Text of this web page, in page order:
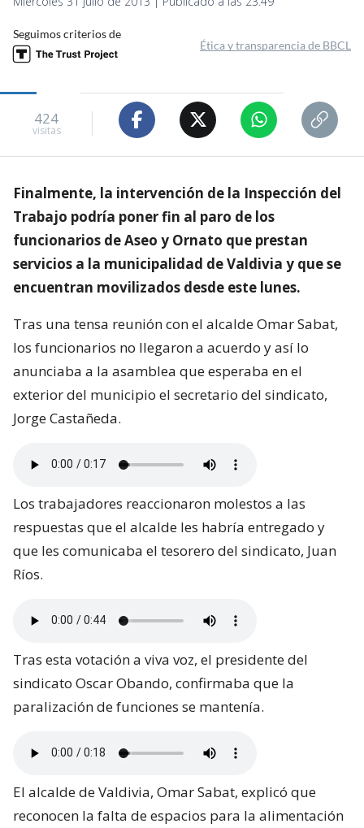
Seguimos criterios de
Ética y transparencia de BBCL
424
visitas
Finalmente, la intervención de la Inspección del
Trabajo podría poner fin al paro de los
funcionarios de Aseo y Ornato que prestan
servicios a la municipalidad de Valdivia y que se
encuentran movilizados desde este lunes.
Tras una tensa reunión con el alcalde Omar Sabat,
los funcionarios no llegaron a acuerdo y así lo
anunciaba a la asamblea que esperaba en el
exterior del municipio el secretario del sindicato,
Jorge Castañeda.
Los trabajadores reaccionaron molestos a las
respuestas que el alcalde les habría entregado y
que les comunicaba el tesorero del sindicato, Juan
Ríos.
Tras esta votación a viva voz, el presidente del
sindicato Oscar Obando, confirmaba que la
paralización de funciones se mantenía.
El alcalde de Valdivia, Omar Sabat, explicó que
reconocen la falta de espacios para la alimentación